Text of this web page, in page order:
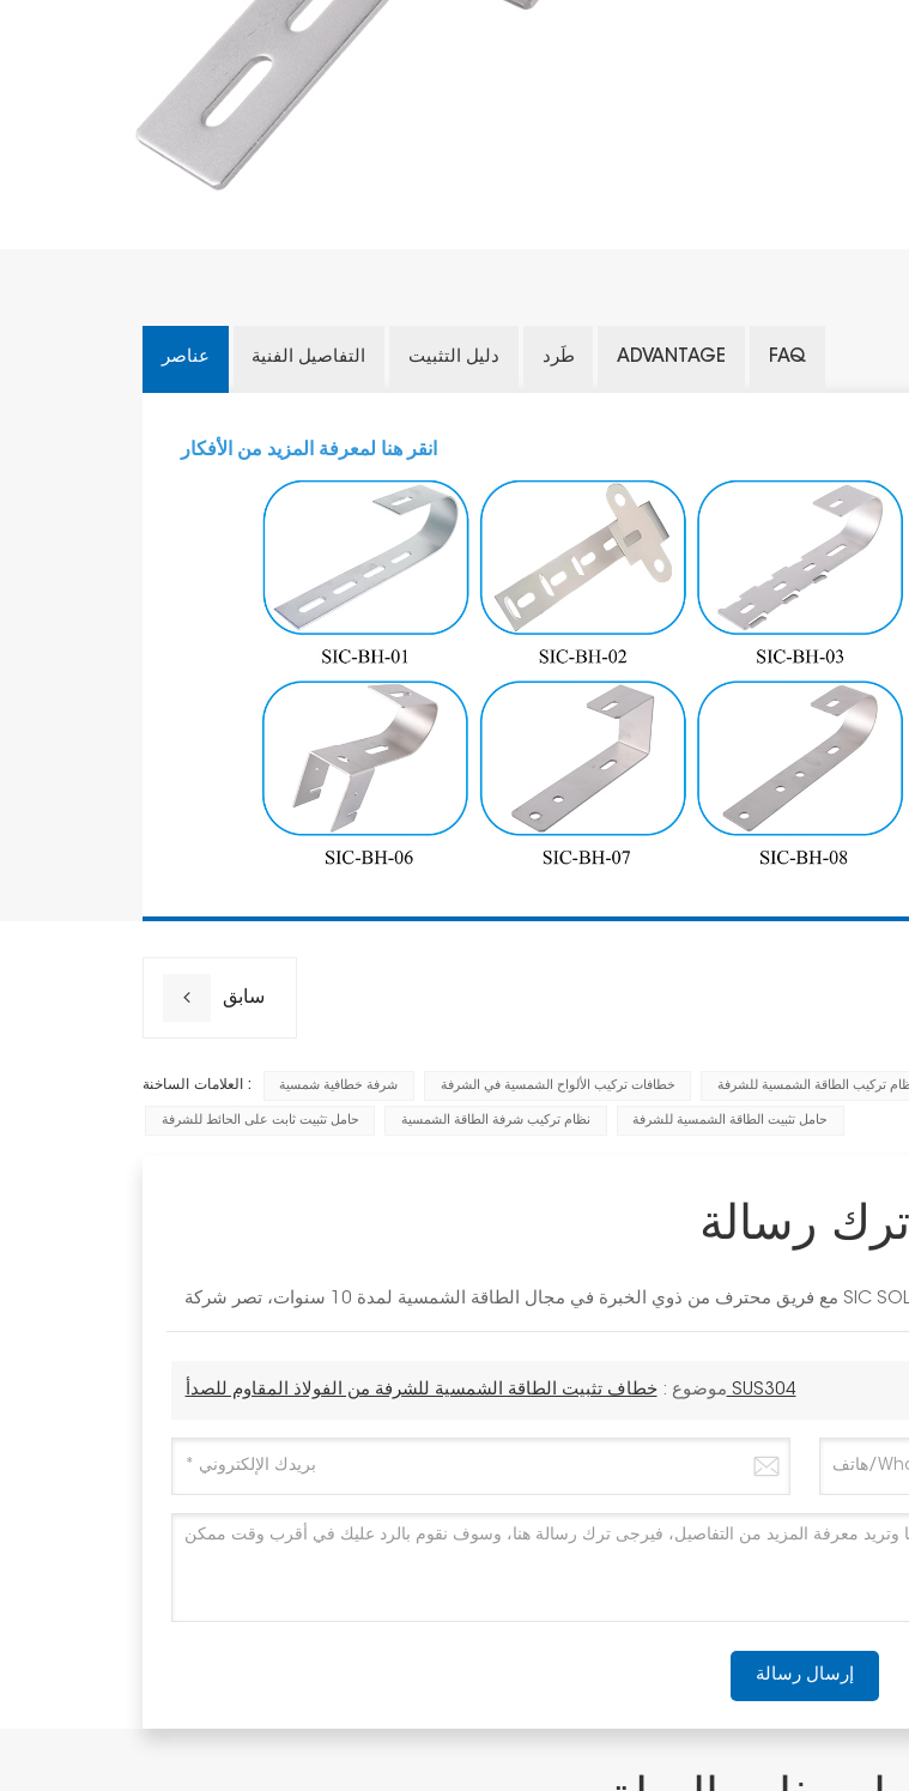
عناصر التفاصيل الفنية دليل التثبيت طَرد ADVANTAGE FAQ
انقر هنا لمعرفة المزيد من الأفكار
سابق
العلامات الساخنة : شرفة خطافية شمسية خطافات تركيب الألواح الشمسية في الشرفة تركيب الطاقة الشمسية للشرفة
حامل تثبيت ثابت على الحائط للشرفة نظام تركيب شرفة الطاقة الشمسية حامل تثبيت الطاقة الشمسية للشرفة
ترك رسالة
موضوع : خطاف تثبيت الطاقة الشمسية للشرفة من الفولاذ المقاوم للصدأ SUS304
إرسال رسالة